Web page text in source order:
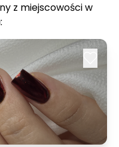
z miejscowości w